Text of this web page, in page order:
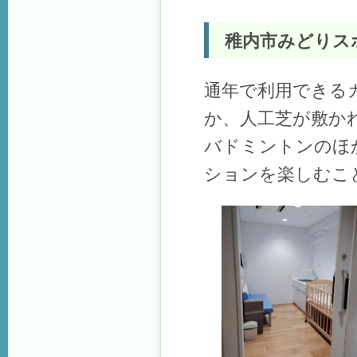
稚内市みどり
通年で利用できる
か、人工芝が敷か
バドミントンのほ
ションを楽しむこ